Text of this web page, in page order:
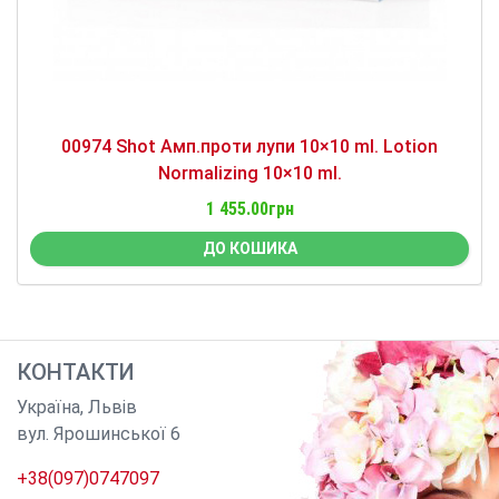
00974 Shot Амп.проти лупи 10×10 ml. Lotion
Normalizing 10×10 ml.
1 455.00грн
ДО КОШИКА
КОНТАКТИ
Україна, Львів
вул. Ярошинської 6
+38(097)0747097